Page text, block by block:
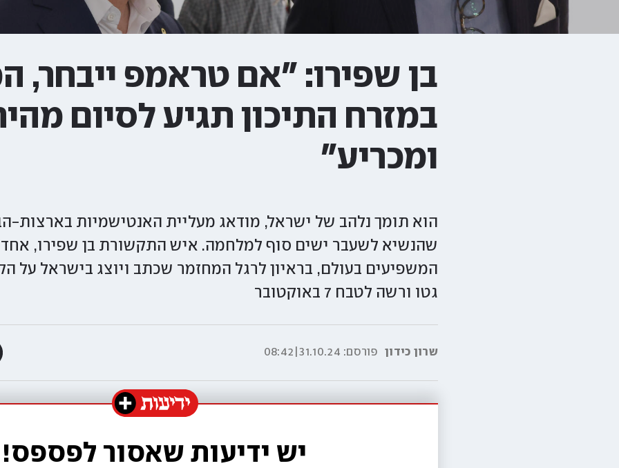
בן שפירו: "אם טראמפ ייבחר,
במזרח התיכון תגיע לסיום
ומכריע"
הוא תומך נלהב של ישראל, מודאג מעליית האנטישמיות בארצות-
שהנשיא לשעבר ישים סוף למלחמה. איש התקשורת בן שפירו, אחד
המשפיעים בעולם, בראיון לרגל המחזמר שכתב ויוצג בישראל על
גטו ורשה לטבח 7 באוקטובר
שרון כידון פורסם: 31.10.24|08:42
יש ידיעות שאסור לפספס!